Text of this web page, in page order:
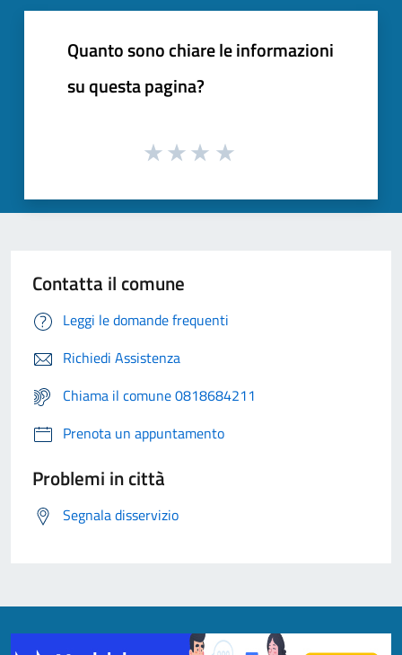
Quanto sono chiare le informazioni
su questa pagina?
Contatta il comune
Leggi le domande frequenti
Richiedi Assistenza
Chiama il comune 0818684211
Prenota un appuntamento
Problemi in città
Segnala disservizio